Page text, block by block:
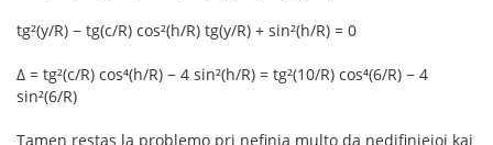
tg²(y/R) − tg(c/R) cos²(h/R) tg(y/R) + sin²(h/R) = 0
Δ = tg²(c/R) cos⁴(h/R) − 4 sin²(h/R) = tg²(10/R) cos⁴(6/R) − 4
sin²(6/R)
Tamen restas la problemo pri nefinia multo da nedifiniejoj kaj